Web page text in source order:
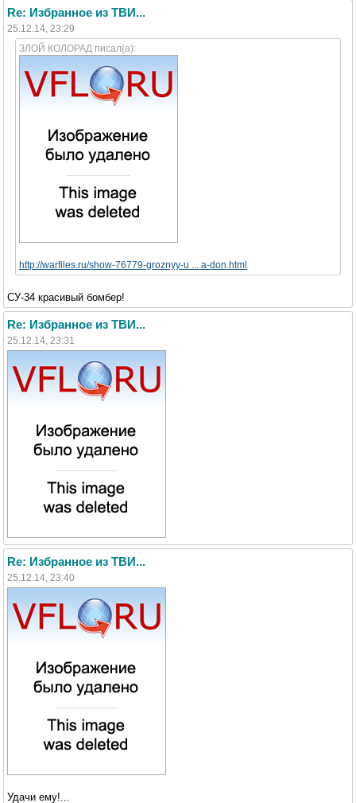
Re: Избранное из ТВИ...
25.12.14, 23:29
ЗЛОЙ КОЛОРАД писал(а):
http://warfiles.ru/show-76779-groznyy-u ... a-don.html
СУ-34 красивый бомбер!
Re: Избранное из ТВИ...
25.12.14, 23:31
Re: Избранное из ТВИ...
25.12.14, 23:40
Удачи ему!...